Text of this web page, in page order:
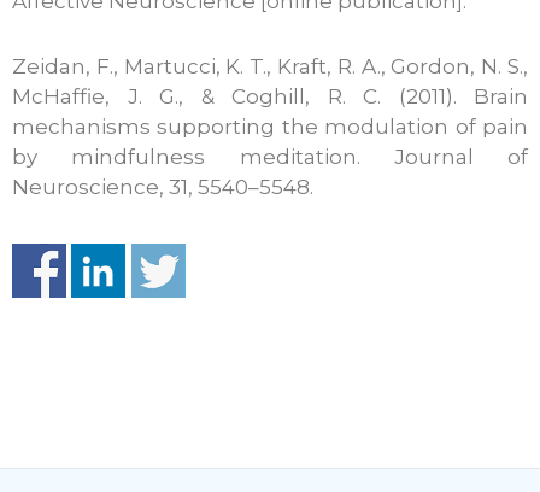
Zeidan, F., Martucci, K. T., Kraft, R. A., Gordon, N. S.,
McHaffie, J. G., & Coghill, R. C. (2011). Brain
mechanisms supporting the modulation of pain
by mindfulness meditation. Journal of
Neuroscience, 31, 5540–5548.